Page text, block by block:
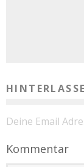
Deine Email
Kommentar